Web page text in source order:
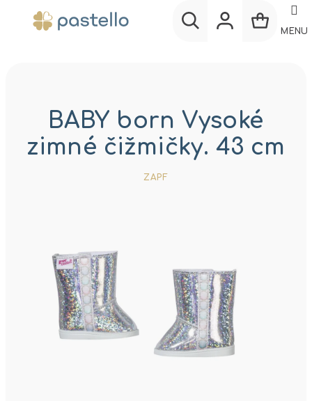
MENU
BABY born Vysoké
zimné čižmičky. 43 cm
ZAPF